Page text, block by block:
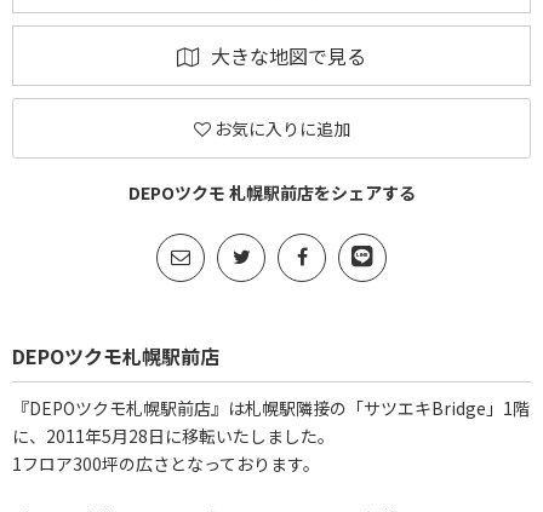
大きな地図で見る
お気に入りに追加
DEPOツクモ 札幌駅前店をシェアする
DEPOツクモ札幌駅前店
『DEPOツクモ札幌駅前店』は札幌駅隣接の「サツエキBridge」1階
に、2011年5月28日に移転いたしました。
1フロア300坪の広さとなっております。